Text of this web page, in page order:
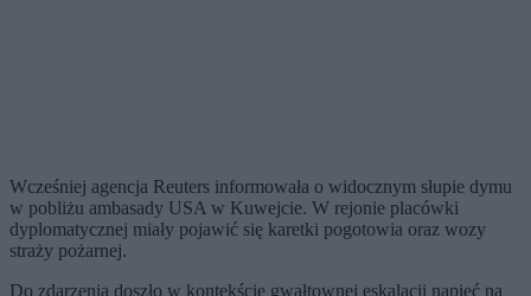
Wcześniej agencja Reuters informowała o widocznym słupie dymu
w pobliżu ambasady USA w Kuwejcie. W rejonie placówki
dyplomatycznej miały pojawić się karetki pogotowia oraz wozy
straży pożarnej.
Do zdarzenia doszło w kontekście gwałtownej eskalacji napięć na